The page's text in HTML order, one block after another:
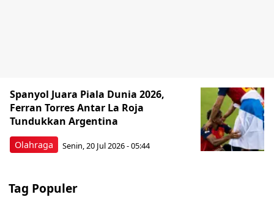
Olahraga
Spanyol Juara Piala Dunia 2026,
Ferran Torres Antar La Roja
Tundukkan Argentina
Senin, 20 Jul 2026 - 05:44
Tag Populer